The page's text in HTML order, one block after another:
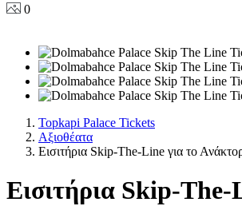
0
Topkapi Palace Tickets
Αξιοθέατα
Εισιτήρια Skip-The-Line για το
Εισιτήρια Skip-